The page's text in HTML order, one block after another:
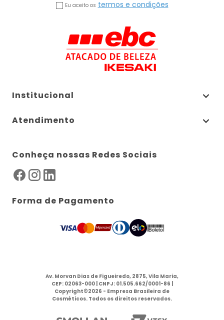
Eu aceito os termos e condições
Institucional
Atendimento
Conheça nossas Redes Sociais
Forma de Pagamento
Av. Morvan Dias de Figueiredo, 2875, Vila Maria,
CEP: 02063-000 | CNPJ: 01.505.662/0001-86 |
Copyright©2026 - Empresa Brasileira de
Cosméticos. Todos os direitos reservados.